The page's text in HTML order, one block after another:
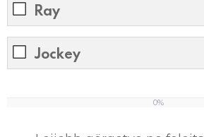
Ray
Jockey
0%